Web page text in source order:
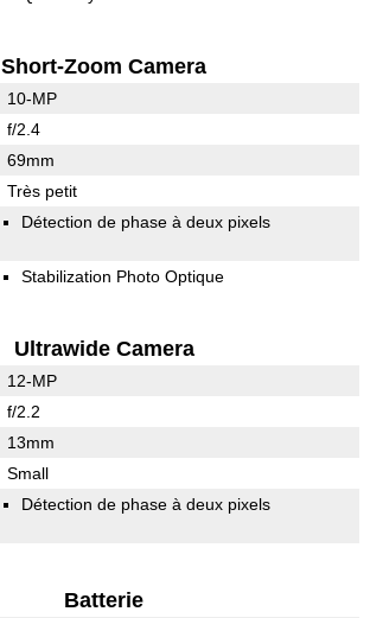
Short-Zoom Camera
10-MP
f/2.4
69mm
Très petit
Détection de phase à deux pixels
Stabilization Photo Optique
Ultrawide Camera
12-MP
f/2.2
13mm
Small
Détection de phase à deux pixels
Batterie